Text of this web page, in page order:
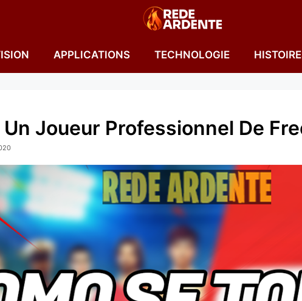
APPLICATIONS TECHNOLOGIE
Joueur Professionnel De